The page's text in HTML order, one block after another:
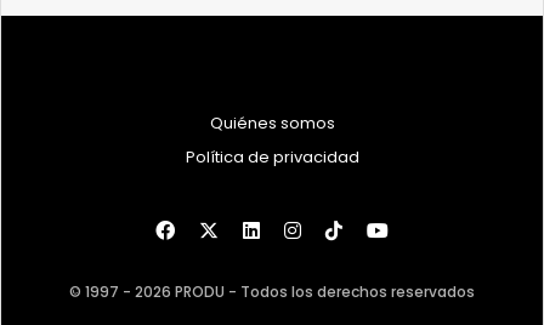
Quiénes somos
Política de privacidad
© 1997 - 2026 PRODU - Todos los derechos reservados